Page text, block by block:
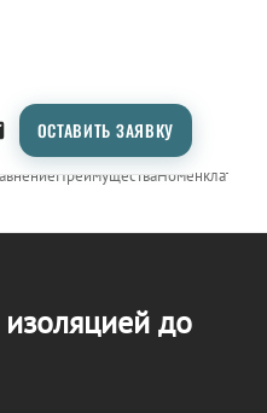
ОСТАВИТЬ ЗАЯВКУ
ПреимуществаНоменклатура
до